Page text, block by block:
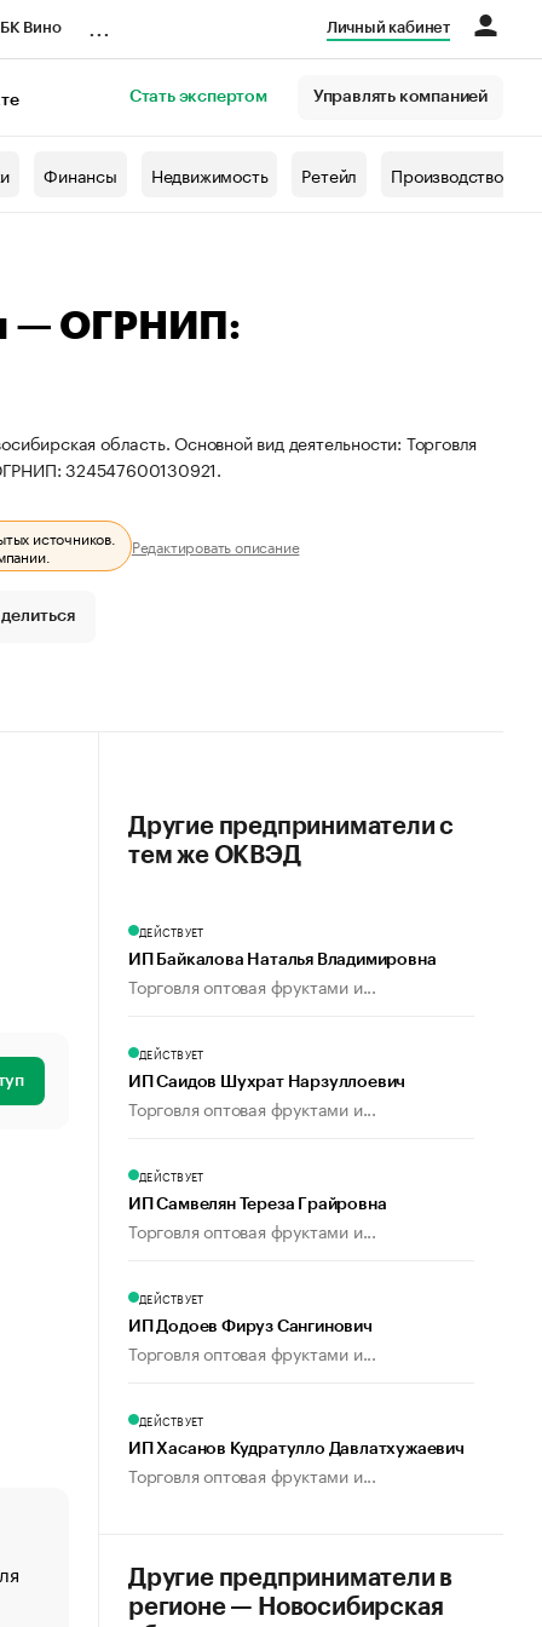
Вино Личный кабинет
Стать экспертом Управлять компанией
Финансы Недвижимость Ретейл Производство
— ОГРНИП:
область. Основной вид деятельности: Торговля
324547600130921.
источников. Редактировать описание
«От спорта тело стареет иначе». Как живет глава
создавшей GTA
Другие предприниматели с
тем же ОКВЭД
ДЕЙСТВУЕТ
ИП Байкалова Наталья Владимировна
Торговля оптовая фруктами и...
ДЕЙСТВУЕТ
ИП Саидов Шухрат Нарзуллоевич
Торговля оптовая фруктами и...
ДЕЙСТВУЕТ
ИП Самвелян Тереза Грайровна
Торговля оптовая фруктами и...
ДЕЙСТВУЕТ
ИП Додоев Фируз Сангинович
Торговля оптовая фруктами и...
ДЕЙСТВУЕТ
ИП Хасанов Кудратулло Давлатхужаевич
Торговля оптовая фруктами и...
Другие предприниматели в
регионе — Новосибирская